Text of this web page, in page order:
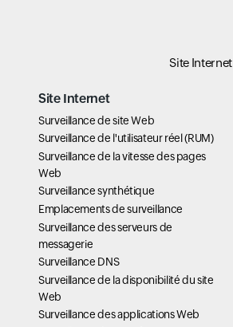
Site Internet
Site Internet
Surveillance de site Web
Surveillance de l'utilisateur réel (RUM)
Surveillance de la vitesse des pages
Web
Surveillance synthétique
Emplacements de surveillance
Surveillance des serveurs de
messagerie
Surveillance DNS
Surveillance de la disponibilité du site
Web
Surveillance des applications Web